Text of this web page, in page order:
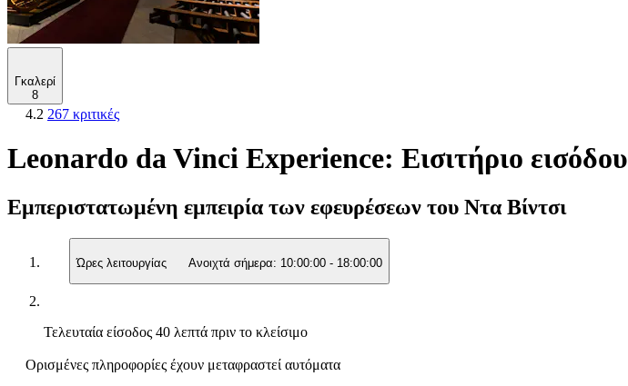
Γκαλερί
8
4.2 267 κριτικές
Leonardo da Vinci Experience: Εισιτήριο εισόδου
Εμπεριστατωμένη εμπειρία των εφευρέσεων του Ντα Βίντσι
Ώρες λειτουργίας Ανοιχτά σήμερα: 10:00:00 - 18:00:00
Τελευταία είσοδος 40 λεπτά πριν το κλείσιμο
Ορισμένες πληροφορίες έχουν μεταφραστεί αυτόματα